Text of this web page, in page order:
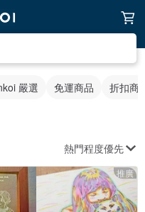
嚴選 免運商品 折扣商
熱門程度優先
推廣